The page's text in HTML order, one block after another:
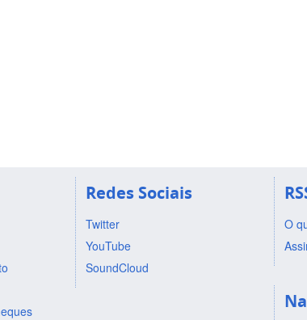
Redes Sociais
Twitter
YouTube
SoundCloud
O